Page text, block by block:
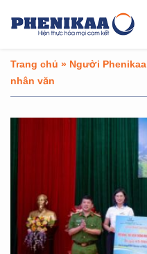
Trang chủ » Người Phenikaa
nhân văn